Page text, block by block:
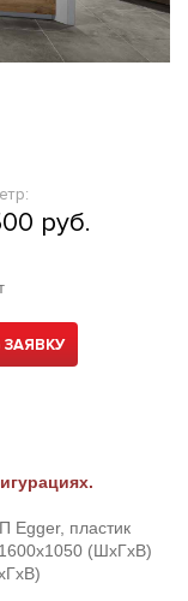
руб.
Egger, пластик
(ШхГхВ)